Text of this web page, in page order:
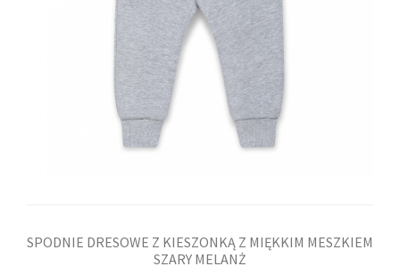
SPODNIE DRESOWE Z KIESZONKĄ Z MIĘKKIM MESZKIEM
SZARY MELANŻ